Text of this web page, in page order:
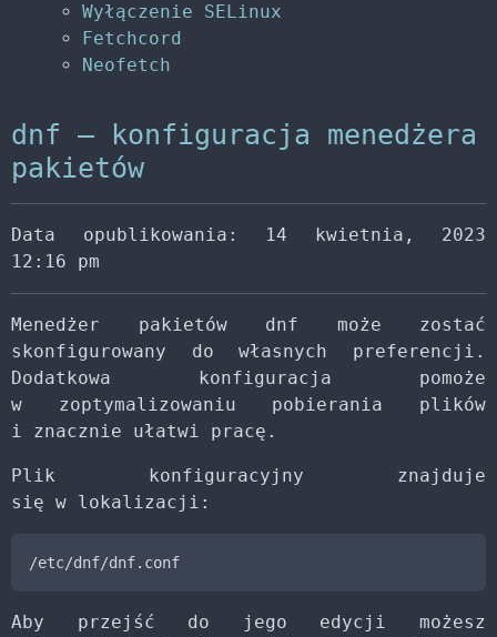
Wyłączenie SELinux
Fetchcord
Neofetch
dnf – konfiguracja menedżera
pakietów
Data opublikowania: 14 kwietnia, 2023
12:16 pm
Menedżer pakietów dnf może zostać
skonfigurowany do własnych preferencji.
Dodatkowa konfiguracja pomoże
w zoptymalizowaniu pobierania plików
i znacznie ułatwi pracę.
Plik konfiguracyjny znajduje
się w lokalizacji:
Aby przejść do jego edycji możesz